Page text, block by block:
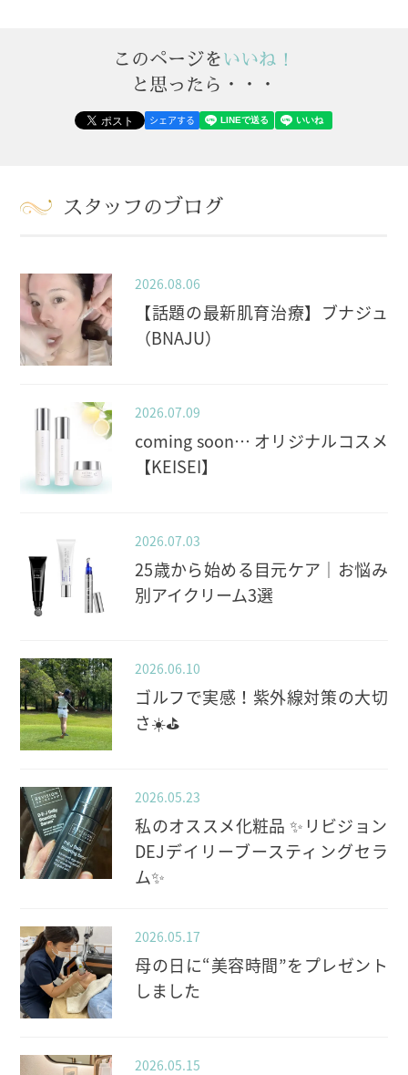
このページをいいね！
と思ったら・・・
シェアする
スタッフのブログ
2026.08.06
【話題の最新肌育治療】ブナジュ
（BNAJU）
2026.07.09
coming soon… オリジナルコスメ
【KEISEI】
2026.07.03
25歳から始める目元ケア｜お悩み
別アイクリーム3選
2026.06.10
ゴルフで実感！紫外線対策の大切
さ☀️⛳️
2026.05.23
私のオススメ化粧品 ✨️リビジョン
DEJデイリーブースティングセラ
ム✨️
2026.05.17
母の日に“美容時間”をプレゼント
しました
2026.05.15